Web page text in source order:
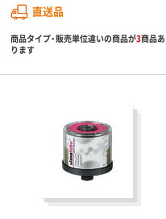
直送品
商品タイプ・販売単位違いの商品が3商品あ
ります